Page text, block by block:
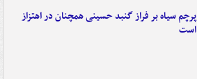
پرچم سیاه بر فراز گنبد حسینی همچنان در اهتزاز
است